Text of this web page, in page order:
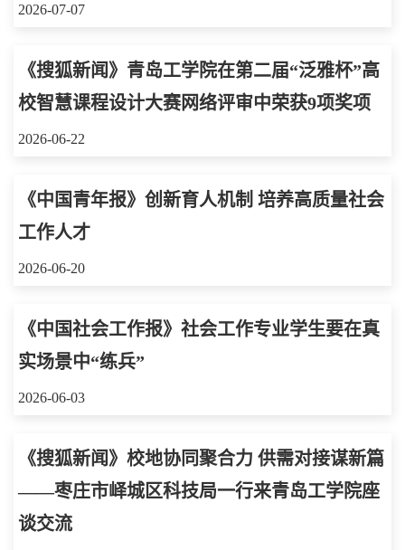
2026-07-07
《搜狐新闻》青岛工学院在第二届“泛雅杯”高
校智慧课程设计大赛网络评审中荣获9项奖项
2026-06-22
《中国青年报》创新育人机制 培养高质量社会
工作人才
2026-06-20
《中国社会工作报》社会工作专业学生要在真
实场景中“练兵”
2026-06-03
《搜狐新闻》校地协同聚合力 供需对接谋新篇
——枣庄市峄城区科技局一行来青岛工学院座
谈交流